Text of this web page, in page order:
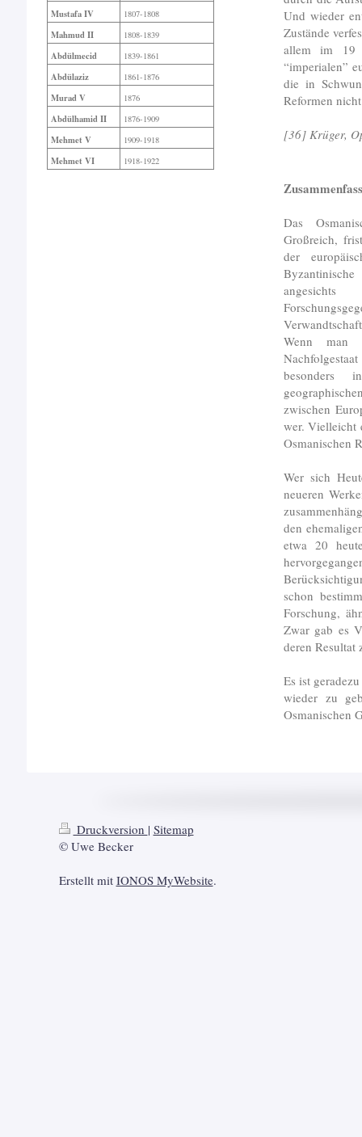
Und wieder
Zustände
allem im 19
“imperialen”
die in
Reformen
[36] Krüger,
Das
Großreich,
der
Wenn man
besonders
zwischen
wer. Vielleicht
Osmanischen
Wer sich
neueren
den
etwa 20
schon
Forschung,
Zwar gab es
deren Resultat
Es ist
wieder zu
Osmanischen
Mustafa IV 1807-1808
Mahmud II 1808-1839
Abdülmecid 1839-1861
Abdülaziz 1861-1876
Murad V 1876
Abdülhamid II 1876-1909
Mehmet V 1909-1918
Mehmet VI 1918-1922
Druckversion | Sitemap
© Uwe Becker
Erstellt mit IONOS MyWebsite.